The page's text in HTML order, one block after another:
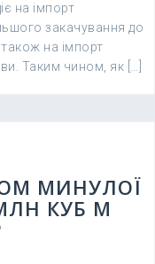
на імпорт
закачування до
на імпорт
Таким чином, як […]
МИНУЛОЇ
КУБ М